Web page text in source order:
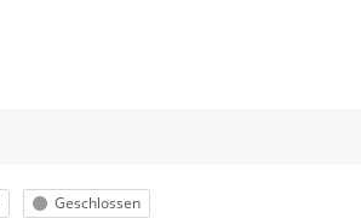
Status
Geschlossen